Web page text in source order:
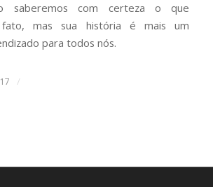
saberemos com certeza o que
mas sua história é mais um
para todos nós.
/